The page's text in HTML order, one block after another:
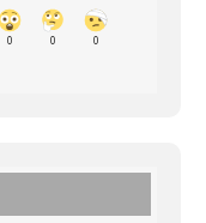
0 0 0